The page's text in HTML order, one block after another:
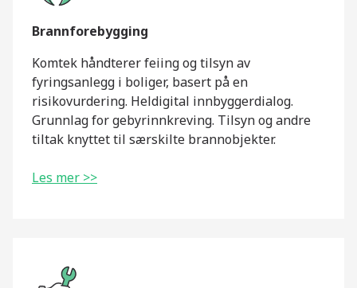
Brannforebygging
Komtek håndterer feiing og tilsyn av
fyringsanlegg i boliger, basert på en
risikovurdering. Heldigital innbyggerdialog.
Grunnlag for gebyrinnkreving. Tilsyn og andre
tiltak knyttet til særskilte brannobjekter.
Les mer >>